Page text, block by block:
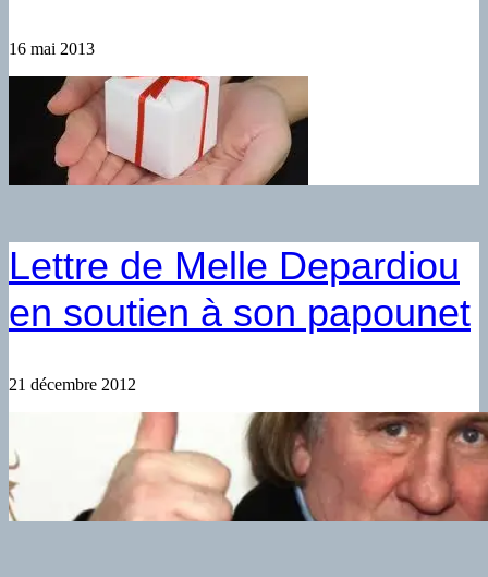
16 mai 2013
Lettre de Melle Depardiou
en soutien à son papounet
21 décembre 2012